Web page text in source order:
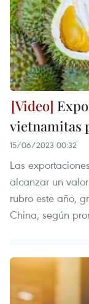
vietnamitas
15/06/2023 00:32
Las
alcanzar un
rubro este año,
China, según